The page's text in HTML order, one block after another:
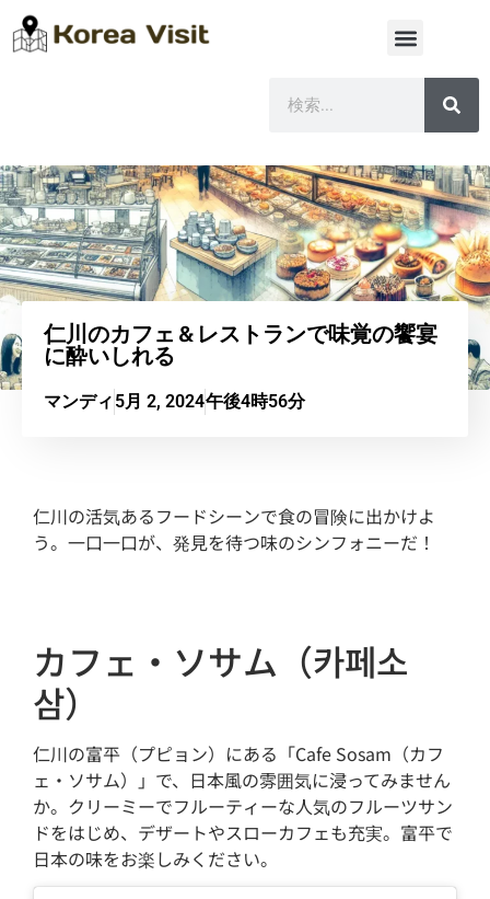
仁川のカフェ＆レストランで味覚の饗宴
に酔いしれる
マンディ 5月 2, 2024午後4時56分
仁川の活気あるフードシーンで食の冒険に出かけよ
う。一口一口が、発見を待つ味のシンフォニーだ！
カフェ・ソサム（카페소
삼）
仁川の富平（プピョン）にある「Cafe Sosam（カフ
ェ・ソサム）」で、日本風の雰囲気に浸ってみません
か。クリーミーでフルーティーな人気のフルーツサン
ドをはじめ、デザートやスローカフェも充実。富平で
日本の味をお楽しみください。